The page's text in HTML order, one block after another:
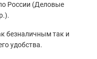
России (Деловые
безналичным так и
удобства.